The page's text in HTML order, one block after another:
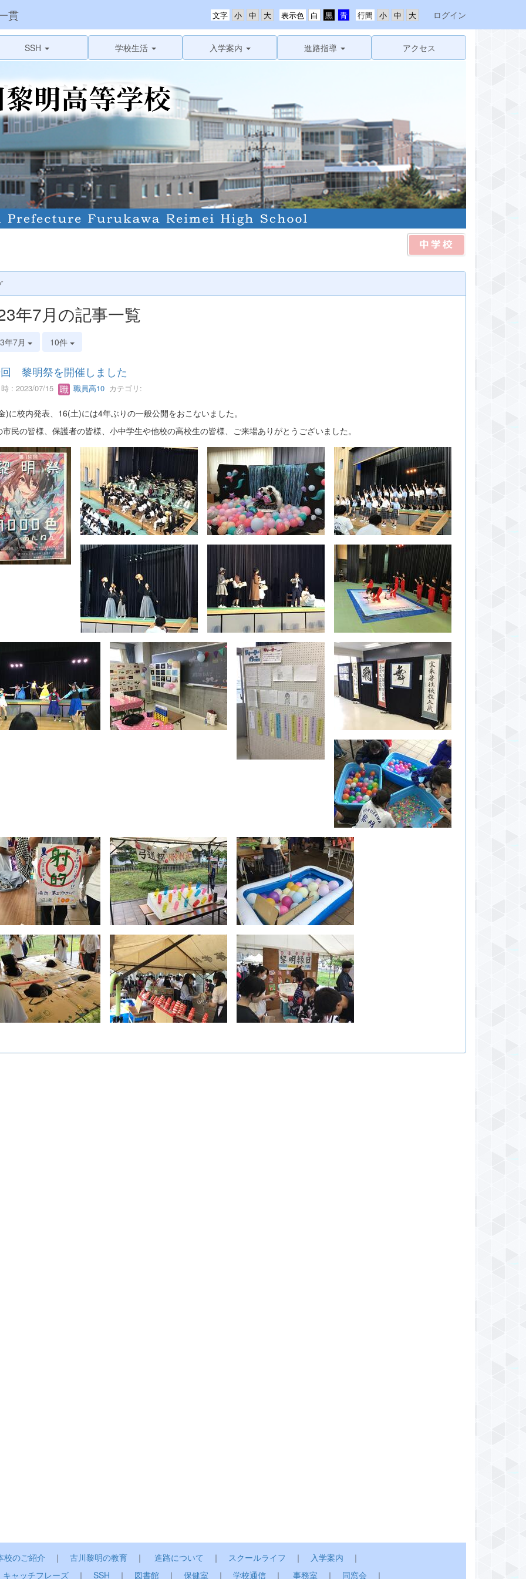
貫 行間
表示色
文字 ログイン
SSH 学校生活 入学案内 進路指導 アクセス
年7月の記事一覧
年7月 10件
黎明祭を開催しました
: 2023/07/15 職員高10カテゴリ:
)に校内発表、16(土)には4年ぶりの一般公開をおこないました。
民の皆様、保護者の皆様、小中学生や他校の高校生の皆様、ご来場ありがとうございました。
校のご紹介 ｜ 古川黎明の教育 ｜ 進路について ｜ スクールライフ ｜ 入学案内 ｜
キャッチフレーズ ｜ SSH ｜ 図書館 ｜ 保健室 ｜ 学校通信 ｜ 事務室 ｜ 同窓会 ｜